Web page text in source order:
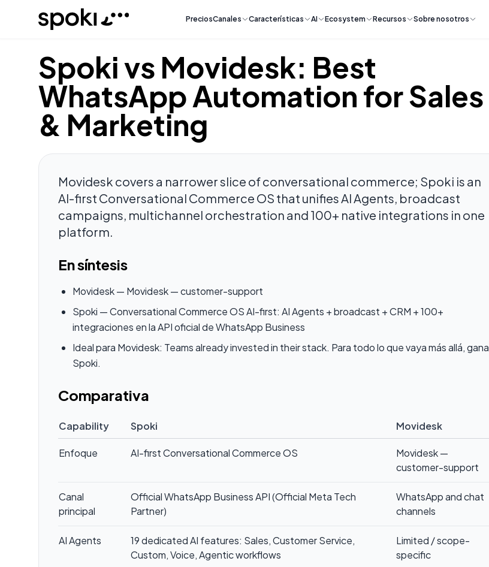
Spoki PreciosCanales Características AI Ecosystem Recursos Sobre nosotros
Spoki vs Movidesk: Best
WhatsApp Automation for Sales
& Marketing
Movidesk covers a narrower slice of conversational commerce; Spoki is an
AI-first Conversational Commerce OS that unifies AI Agents, broadcast
campaigns, multichannel orchestration and 100+ native integrations in one
platform.
En síntesis
Movidesk — Movidesk — customer-support
Spoki — Conversational Commerce OS AI-first: AI Agents + broadcast + CRM + 100+
integraciones en la API oficial de WhatsApp Business
Ideal para Movidesk: Teams already invested in their stack. Para todo lo que vaya más allá, gana
Spoki.
Comparativa
Capability Spoki Movidesk
Enfoque AI-first Conversational Commerce OS
Movidesk —
customer-support
Canal
principal
Official WhatsApp Business API (Official Meta Tech
Partner)
WhatsApp and chat
channels
AI Agents
19 dedicated AI features: Sales, Customer Service,
Custom, Voice, Agentic workflows
Limited / scope-
specific